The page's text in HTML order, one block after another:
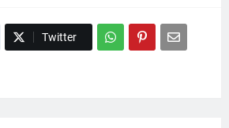
Twitter